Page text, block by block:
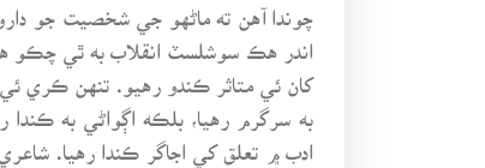
چوندا آهن ته ماڻهو جي شخصيت جو
اندر هڪ سوشلسٽ انقلاب به ٿي چڪو
کان ئي متاثر ڪندو رهيو. تنهن ڪري
به سرگرم رهيا، بلڪه اڳواڻي به